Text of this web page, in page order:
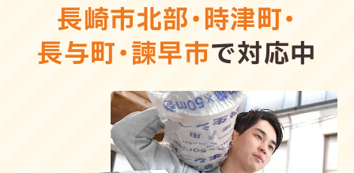
長崎市北部・時津町・
長与町・諫早市で対応中